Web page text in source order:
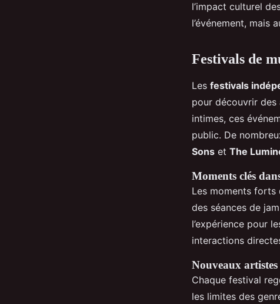
l’impact culturel
l’événement, mais
Festivals de
Les festivals
pour découvrir des
intimes, ces
public. De
Sons et The
Moments clés
Les moments forts
des séances de
l’expérience pour
interactions
Nouveaux
Chaque festival
les limites des